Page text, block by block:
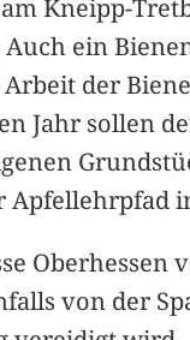
Kneipp-
ein
der
Jahr sollen
Apfellehrpfad
Oberhessen
von der